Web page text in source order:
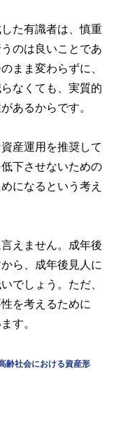
た有識者は、慎重
のは良いことであ
まま変わらずに、
なくても、実質的
あるからです。
産運用を推奨して
下させないための
になるという考え
えません。成年後
ら、成年後見人に
でしょう。ただ、
を考えるために
す。
齢社会における資産形